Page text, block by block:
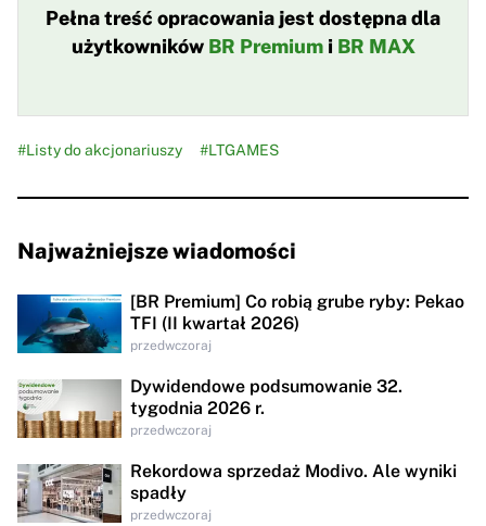
Pełna treść opracowania jest dostępna dla
użytkowników BR Premiumi BR MAX
#Listy do akcjonariuszy #LTGAMES
Najważniejsze wiadomości
[BR Premium] Co robią grube ryby: Pekao
TFI (II kwartał 2026)
przedwczoraj
Dywidendowe podsumowanie 32.
tygodnia 2026 r.
przedwczoraj
Rekordowa sprzedaż Modivo. Ale wyniki
spadły
przedwczoraj